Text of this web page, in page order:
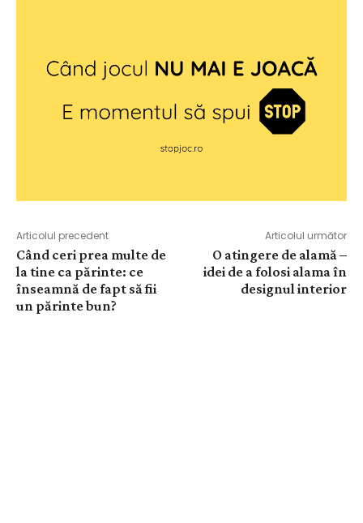
Articolul precedent
Când ceri prea multe de
la tine ca părinte: ce
înseamnă de fapt să fii
un părinte bun?
Articolul următor
O atingere de alamă –
idei de a folosi alama în
designul interior